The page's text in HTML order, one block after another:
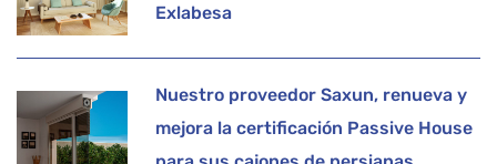
Exlabesa
Nuestro proveedor Saxun, renueva y
mejora la certificación Passive House